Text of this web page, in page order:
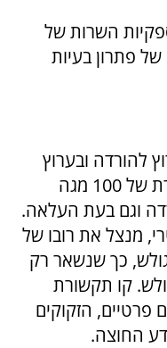
השרות של
של פתרון בעיות
להורדה ובערוץ
להעלאה שווים, כלומר בקו תקשורת של 100 מגה
בעת הורדה וגם בעת העלאה.
מנצל את רובו של
כך שנשאר רק
קו תקשורת
פרטיים, הזקוקים
החוצה.